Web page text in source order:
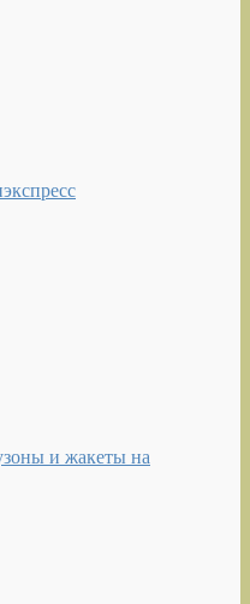
и жакеты на